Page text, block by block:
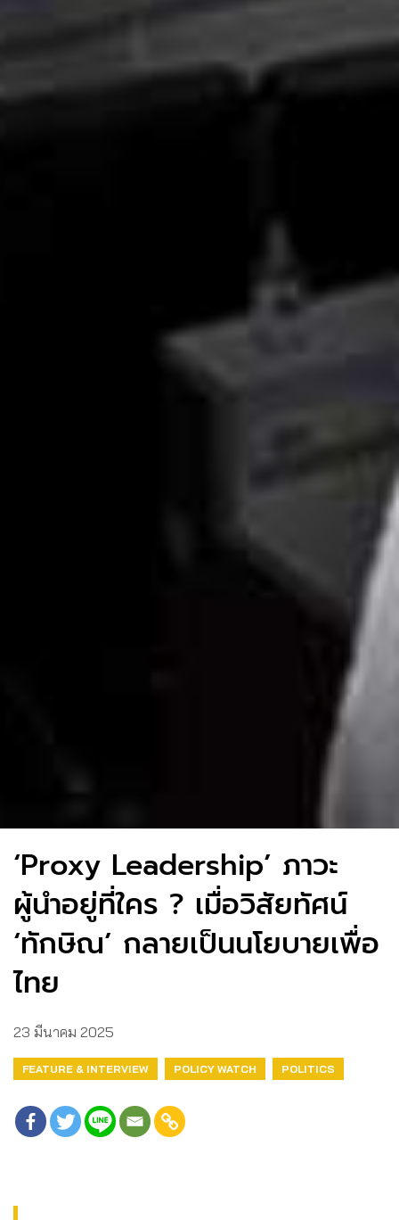
‘Proxy Leadership’ ภาวะ
ผู้นำอยู่ที่ใคร ? เมื่อวิสัยทัศน์
‘ทักษิณ’ กลายเป็นนโยบายเพื่อ
ไทย
23 มีนาคม 2025
FEATURE & INTERVIEW POLICY WATCH POLITICS